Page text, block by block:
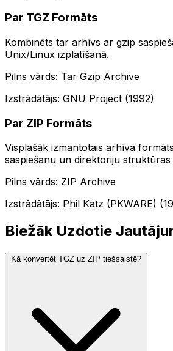
Par TGZ Formāts
Kombinēts tar arhīvs ar gzip
Unix/Linux izplatīšanā.
Pilns vārds: Tar Gzip Archive
Izstrādātājs: GNU Project (1992)
Par ZIP Formāts
Visplašāk izmantotais arhīva
saspiešanu un direktoriju struktūras
Pilns vārds: ZIP Archive
Izstrādātājs: Phil Katz (PKWARE)
Biežāk Uzdotie
Kā konvertēt TGZ uz ZIP tiešsaistē?